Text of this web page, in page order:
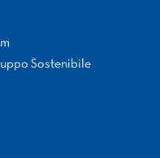
Sostenibile